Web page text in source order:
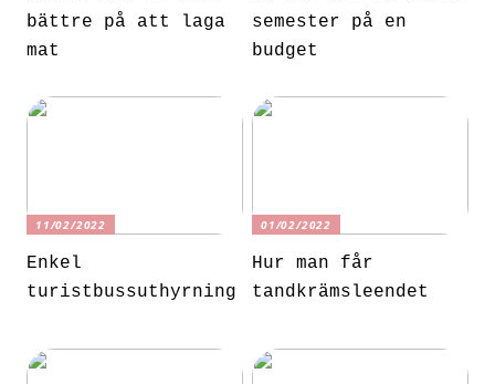
bättre på att laga
mat
semester på en
budget
11/02/2022
Enkel
turistbussuthyrning
01/02/2022
Hur man får
tandkrämsleendet